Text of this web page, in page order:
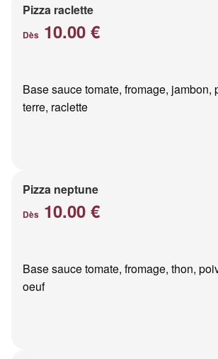
Pizza raclette
Dès 10.00 €
Base sauce tomate, fromage, jambon,
terre, raclette
Pizza neptune
Dès 10.00 €
Base sauce tomate, fromage, thon,
oeuf